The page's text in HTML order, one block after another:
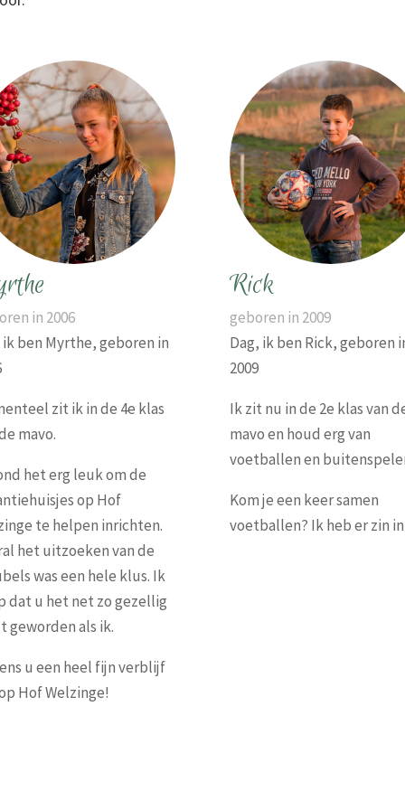
in 2006
ben Myrthe, geboren in
zit ik in de 4e klas
mavo.
het erg leuk om de
op Hof
te helpen inrichten.
het uitzoeken van de
was een hele klus. Ik
dat u het net zo gezellig
geworden als ik.
u een heel fijn verblijf
Hof Welzinge!
Rick
geboren in 2009
Dag, ik ben Rick, geboren
2009
Ik zit nu in de 2e klas van
mavo en houd erg van
voetballen en
Kom je een keer samen
voetballen? Ik heb er zin